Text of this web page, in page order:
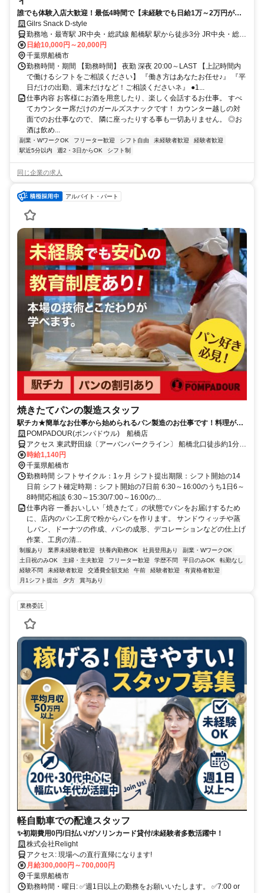
誰でも体験入店大歓迎！最低4時間で【未経験でも日給1万～2万円が可
能に！】
Gilrs Snack D-style
勤務地・最寄駅 JR中央・総武線 船橋駅 駅から徒歩3分 JR中央・総武
線 西船橋駅 電車で３分 JR中央・総武線 津田沼駅 電車で3分 船橋エ
リアを中心に通っているキャスト達が多数 船橋、西船橋、本八幡、
市川、津田沼、幕張、千葉 その他柏方面からなども！ 送りもありま
すので終電後はお気がにご相談ください
日給10,000円～20,000円
千葉県船橋市
勤務時間・期間 【勤務時間】 夜勤 深夜 20:00～LAST 【上記時間内
で働けるシフトをご相談ください】 『働き方はあなたお任せ♪』 『平
日だけの出勤、週末だけなど！ご相談くださいネ』 ●1...
仕事内容 お客様にお酒を用意したり、楽しく会話するお仕事。 すべ
てカウンター席だけのガールズスナックです！ カウンター越しの対
面でのお仕事なので、 隣に座ったりする事も一切ありません。 ◎お
酒は飲め...
副業・WワークOK フリーター歓迎 シフト自由 未経験者歓迎
経験者歓迎
駅近5分以内
週2・3日からOK シフト制
同じ企業の求人
アルバイト・パート
焼きたてパンの製造スタッフ
駅チカ★簡単なお仕事から始められるパン製造のお仕事です！料理が好
きな方にオススメ！パートさんにも賞与あり！
POMPADOUR(ポンパドウル) 船橋店
アクセス 東武野田線〔アーバンパークライン〕 船橋北口徒歩約1分、
ＪＲ総武本線 船橋北口徒歩約1分、京成本線 京成船橋東口徒歩約3分
時給1,140円
千葉県船橋市
勤務時間 シフトサイクル：1ヶ月 シフト提出期限：シフト開始の14
日前 シフト確定時期：シフト開始の7日前 6:30～16:00のうち1日6～
8時間応相談 6:30～15:30/7:00～16:00の...
仕事内容 一番おいしい「焼きたて」の状態でパンをお届けするため
に、店内のパン工房で粉からパンを作ります。 サンドウィッチや蒸
しパン、ドーナツの作成、パンの成形、デコレーションなどの仕上げ
作業、工房の清...
制服あり 業界未経験者歓迎 扶養内勤務OK 社員登用あり
副業・WワークOK
土日祝のみOK
主婦・主夫歓迎 フリーター歓迎 学歴不問 平日のみOK
転勤なし
経験不問
未経験者歓迎 交通費全額支給 午前 経験者歓迎
有資格者歓迎
月1シフト提出
夕方 賞与あり
業務委託
軽自動車での配達スタッフ
✨初期費用0円/日払い/ガソリンカード貸付/未経験者多数活躍中！
株式会社Relight
アクセス: 現場への直行直帰になります!
月給300,000円～700,000円
千葉県船橋市
勤務時間・曜日: ✅週1日以上の勤務をお願いいたします。 ✅7:00 or